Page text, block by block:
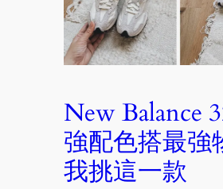
New Balance
強配色搭最強
我挑這一款